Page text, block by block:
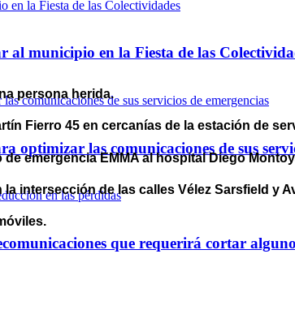
municipio en la Fiesta de las
las comunicaciones de sus
que requerirá cortar
persona herida.
Fierro 45 en cercanías de la estación de
emergencia EMMA al hospital Diego
intersección de las calles Vélez Sarsfield y